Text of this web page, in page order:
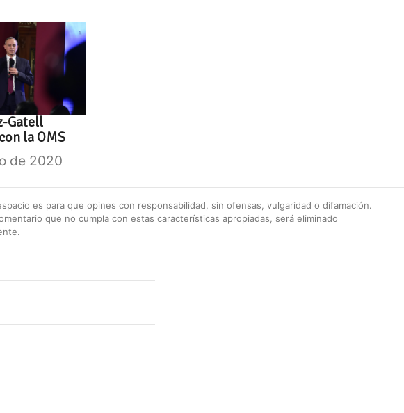
Gatell
la OMS
de 2020
es para que opines con responsabilidad, sin ofensas, vulgaridad o difamación.
que no cumpla con estas características apropiadas, será eliminado